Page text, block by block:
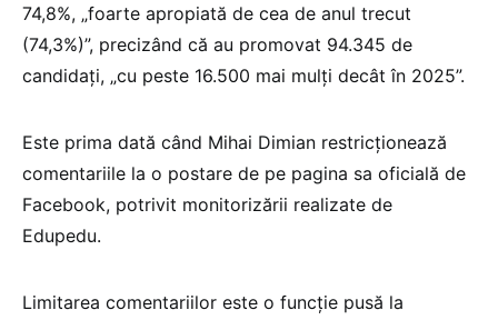
74,8%, „foarte apropiată de cea de anul trecut
(74,3%)”, precizând că au promovat 94.345 de
candidați, „cu peste 16.500 mai mulți decât în 2025”.
Este prima dată când Mihai Dimian restricționează
comentariile la o postare de pe pagina sa oficială de
Facebook, potrivit monitorizării realizate de
Edupedu.
Limitarea comentariilor este o funcție pusă la